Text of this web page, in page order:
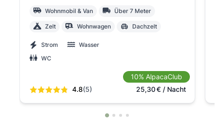
Wohnmobil & Van Über 7 Meter
Zelt Wohnwagen Dachzelt
Strom
Wasser
WC
4.8(5)
10% AlpacaClub
25,30€/ Nacht